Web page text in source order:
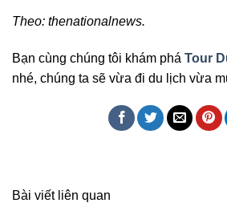
Theo: thenationalnews.
Bạn cùng chúng tôi khám phá Tour
nhé, chúng ta sẽ vừa đi du lịch vừa
Bài viết liên quan